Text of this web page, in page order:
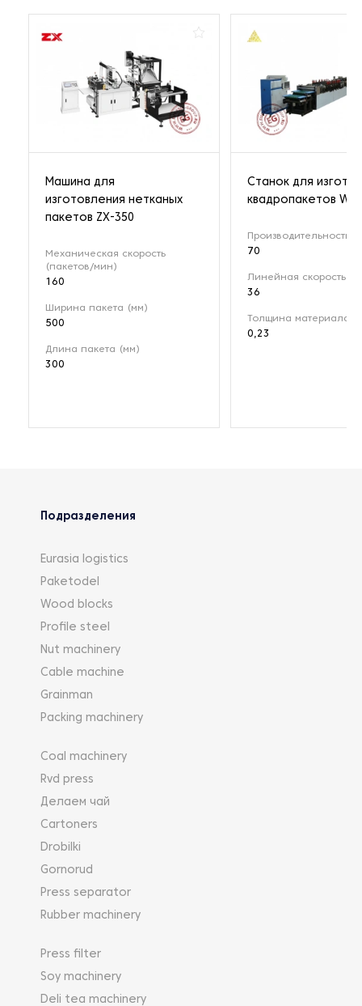
Машина для
изготовления нетканых
пакетов ZX-350
Механическая скорость
(пакетов/мин)
160
Ширина пакета (мм)
500
Длина пакета (мм)
300
Станок для
квадропакетов
Производительность
70
Линейная скорость
36
Толщина материала
0,23
Подразделения
Eurasia logistics
Paketodel
Wood blocks
Profile steel
Nut machinery
Cable machine
Grainman
Packing machinery
Coal machinery
Rvd press
Делаем чай
Cartoners
Drobilki
Gornorud
Press separator
Rubber machinery
Press filter
Soy machinery
Deli tea machinery